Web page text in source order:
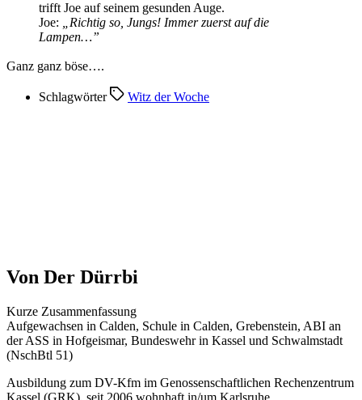
trifft Joe auf seinem gesunden Auge.
Joe:
„Richtig so, Jungs! Immer zuerst auf die
Lampen…”
Ganz ganz böse….
Schlagwörter Witz der Woche
Von Der Dürrbi
Kurze Zusammenfassung
Aufgewachsen in Calden, Schule in Calden, Grebenstein, ABI an
der ASS in Hofgeismar, Bundeswehr in Kassel und Schwalmstadt
(NschBtl 51)
Ausbildung zum DV-Kfm im Genossenschaftlichen Rechenzentrum
Kassel (GRK), seit 2006 wohnhaft in/um Karlsruhe